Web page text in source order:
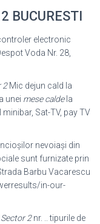
BUCURESTI
electronic
Voda Nr. 28,
2Mic dejun cald la
unei mese caldela
Sat-TV, pay TV
nevoiași din
sunt furnizate prin
Barbu Vacarescu
in-our-
Sector 2nr. .. tipurile de